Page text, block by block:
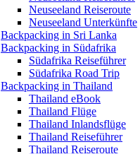
Neuseeland Reiseroute
Neuseeland Unterkünfte
Backpacking in Sri Lanka
Backpacking in Südafrika
Südafrika Reiseführer
Südafrika Road Trip
Backpacking in Thailand
Thailand eBook
Thailand Flüge
Thailand Inlandsflüge
Thailand Reiseführer
Thailand Reiseroute